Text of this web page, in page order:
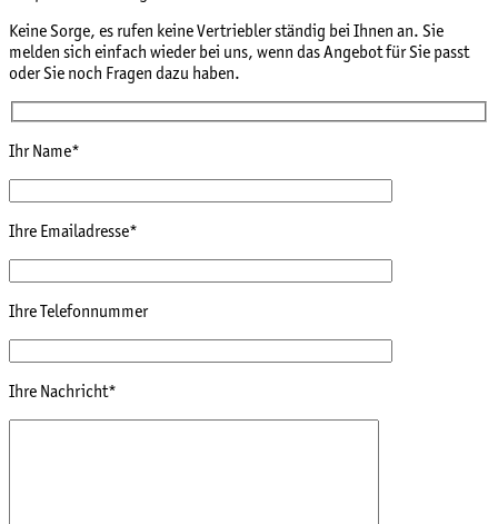
Keine Sorge, es rufen keine Vertriebler ständig bei Ihnen an. Sie
melden sich einfach wieder bei uns, wenn das Angebot für Sie passt
oder Sie noch Fragen dazu haben.
Ihr Name*
Ihre Emailadresse*
Ihre Telefonnummer
Ihre Nachricht*